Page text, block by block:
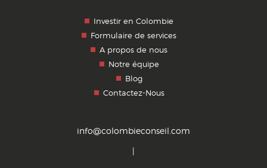
Investir en Colombie
Formulaire de services
A propos de nous
Notre équipe
Blog
Contactez-Nous
info@colombieconseil.com
|